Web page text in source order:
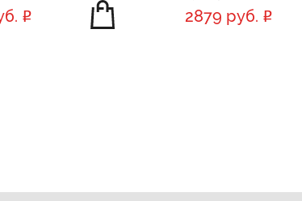
2879 руб.